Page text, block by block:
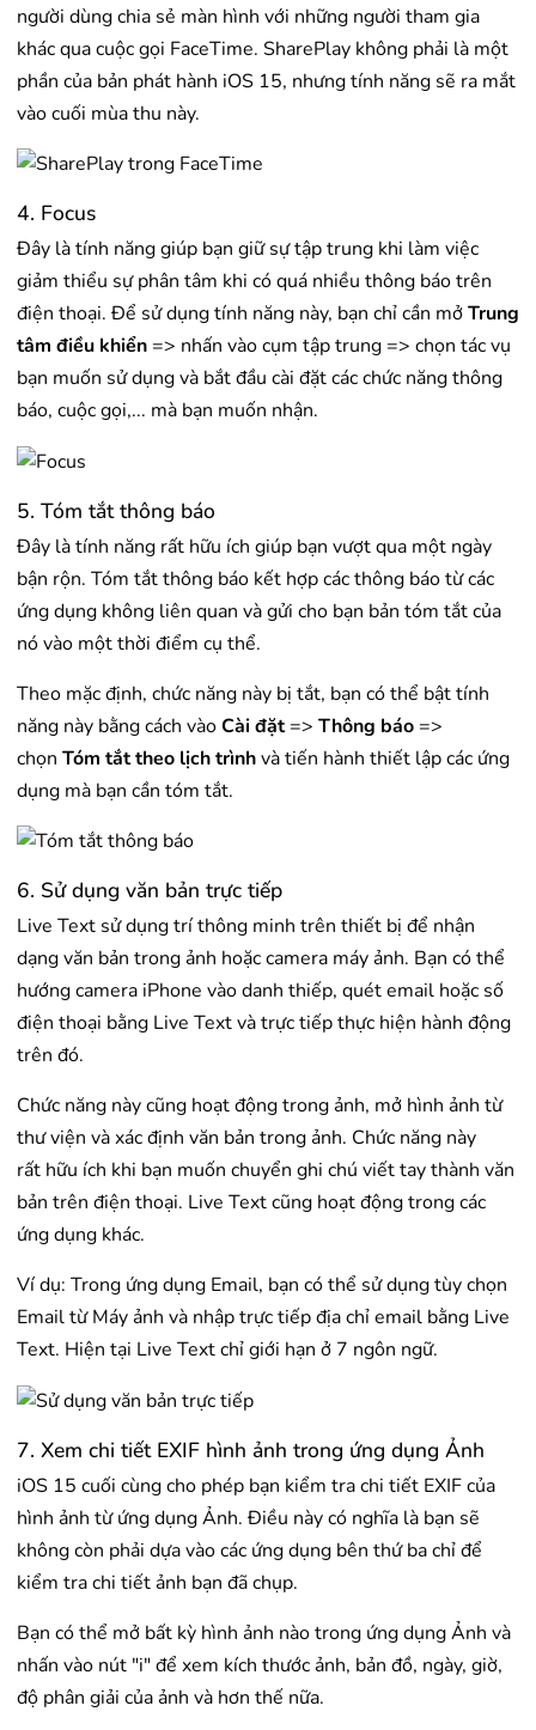
người dùng chia sẻ màn hình với những người tham gia
khác qua cuộc gọi FaceTime. SharePlay không phải là một
phần của bản phát hành iOS 15, nhưng tính năng sẽ ra mắt
vào cuối mùa thu này.
4. Focus
Đây là tính năng giúp bạn giữ sự tập trung khi làm việc
giảm thiểu sự phân tâm khi có quá nhiều thông báo trên
điện thoại. Để sử dụng tính năng này, bạn chỉ cần mởTrung
tâm điều khiển => nhấn vào cụm tập trung => chọn tác vụ
bạn muốn sử dụng và bắt đầu cài đặt các chức năng thông
báo, cuộc gọi,... mà bạn muốn nhận.
5. Tóm tắt thông báo
Đây là tính năng rất hữu ích giúp bạn vượt qua một ngày
bận rộn. Tóm tắt thông báo kết hợp các thông báo từ các
ứng dụng không liên quan và gửi cho bạn bản tóm tắt của
nó vào một thời điểm cụ thể.
Theo mặc định, chức năng này bị tắt, bạn có thể bật tính
năng này bằng cách vàoCài đặt=> Thông báo =>
chọn Tóm tắt theo lịch trìnhvà tiến hành thiết lập các ứng
dụng mà bạn cần tóm tắt.
6. Sử dụng văn bản trực tiếp
Live Text sử dụng trí thông minh trên thiết bị để nhận
dạng văn bản trong ảnh hoặc camera máy ảnh. Bạn có thể
hướng camera iPhone vào danh thiếp, quét email hoặc số
điện thoại bằng Live Text và trực tiếp thực hiện hành động
trên đó.
Chức năng này cũng hoạt động trong ảnh, mở hình ảnh từ
thư viện và xác định văn bản trong ảnh. Chức năng này
rất hữu ích khi bạn muốn chuyển ghi chú viết tay thành văn
bản trên điện thoại. Live Text cũng hoạt động trong các
ứng dụng khác.
Ví dụ: Trong ứng dụng Email, bạn có thể sử dụng tùy chọn
Email từ Máy ảnh và nhập trực tiếp địa chỉ email bằng Live
Text. Hiện tại Live Text chỉ giới hạn ở 7 ngôn ngữ.
7. Xem chi tiết EXIF hình ảnh trong ứng dụng Ảnh
iOS 15 cuối cùng cho phép bạn kiểm tra chi tiết EXIF ​​của
hình ảnh từ ứng dụng Ảnh. Điều này có nghĩa là bạn sẽ
không còn phải dựa vào các ứng dụng bên thứ ba chỉ để
kiểm tra chi tiết ảnh bạn đã chụp.
Bạn có thể mở bất kỳ hình ảnh nào trong ứng dụng Ảnh và
nhấn vào nút "i" để xem kích thước ảnh, bản đồ, ngày, giờ,
độ phân giải của ảnh và hơn thế nữa.